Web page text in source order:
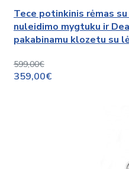
Tece potinkinis rėmas su
nuleidimo mygtuku ir Deante Peonia rimless
pakabinamu klozetu su
599,00€
359,00€